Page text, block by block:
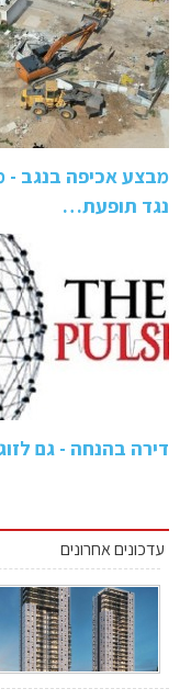
מבצע אכיפה בנגב -
נגד תופעת…
דירה בהנחה - גם
עדכונים אחרונים